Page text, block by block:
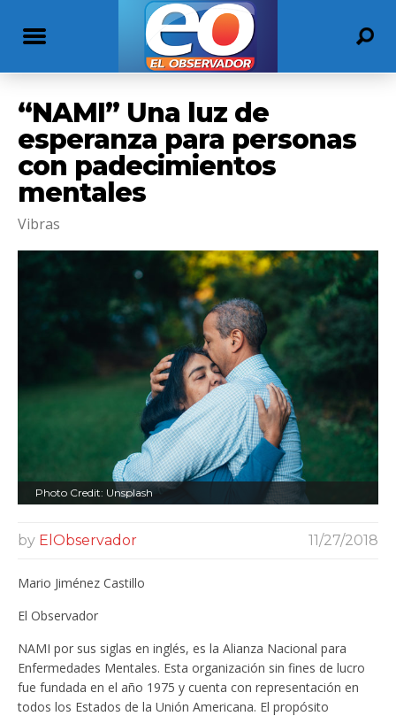
“NAMI” Una luz de
esperanza para personas
con padecimientos
mentales
Vibras
Photo Credit: Unsplash
by ElObservador 11/27/2018
Mario Jiménez Castillo
El Observador
NAMI por sus siglas en inglés, es la Alianza Nacional para
Enfermedades Mentales. Esta organización sin fines de lucro
fue fundada en el año 1975 y cuenta con representación en
todos los Estados de la Unión Americana. El propósito